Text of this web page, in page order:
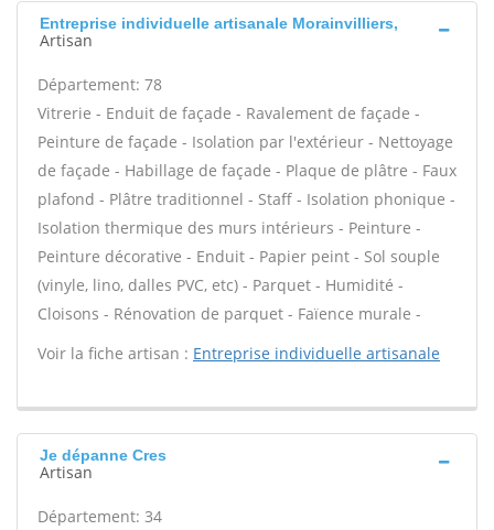
Entreprise individuelle artisanale Morainvilliers,
Artisan
Département: 78
Vitrerie - Enduit de façade - Ravalement de façade -
Peinture de façade - Isolation par l'extérieur - Nettoyage
de façade - Habillage de façade - Plaque de plâtre - Faux
plafond - Plâtre traditionnel - Staff - Isolation phonique -
Isolation thermique des murs intérieurs - Peinture -
Peinture décorative - Enduit - Papier peint - Sol souple
(vinyle, lino, dalles PVC, etc) - Parquet - Humidité -
Cloisons - Rénovation de parquet - Faïence murale -
Voir la fiche artisan : Entreprise individuelle artisanale
Je dépanne Cres
Artisan
Département: 34